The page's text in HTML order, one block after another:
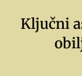
Ključni